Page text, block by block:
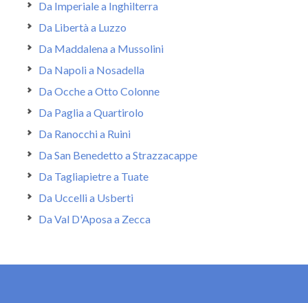
Da Imperiale a Inghilterra
Da Libertà a Luzzo
Da Maddalena a Mussolini
Da Napoli a Nosadella
Da Ocche a Otto Colonne
Da Paglia a Quartirolo
Da Ranocchi a Ruini
Da San Benedetto a Strazzacappe
Da Tagliapietre a Tuate
Da Uccelli a Usberti
Da Val D'Aposa a Zecca